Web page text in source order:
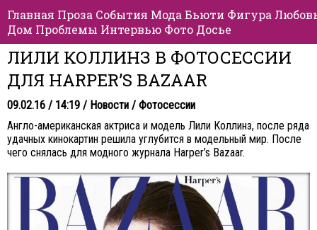
Главная Проза События Мода Бьюти Фигура
Дом Проблемы Интервью Фото Досье
ЛИЛИ КОЛЛИНЗ В ФОТОСЕССИИ
ДЛЯ HARPER’S BAZAAR
09.02.16 / 14:19 / Новости / Фотосессии
Англо-американская актриса и модель Лили Коллинз, после ряда
удачных кинокартин решила углубится в модельный мир. После
чего снялась для модного журнала Harper’s Bazaar.